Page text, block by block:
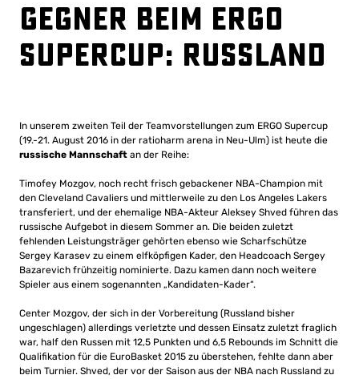
Gegner beim ERGO
Supercup: Russland
In unserem zweiten Teil der Teamvorstellungen zum ERGO Supercup
(19.-21. August 2016 in der ratioharm arena in Neu-Ulm) ist heute die
russische Mannschaft an der Reihe:
Timofey Mozgov, noch recht frisch gebackener NBA-Champion mit
den Cleveland Cavaliers und mittlerweile zu den Los Angeles Lakers
transferiert, und der ehemalige NBA-Akteur Aleksey Shved führen das
russische Aufgebot in diesem Sommer an. Die beiden zuletzt
fehlenden Leistungsträger gehörten ebenso wie Scharfschütze
Sergey Karasev zu einem elfköpfigen Kader, den Headcoach Sergey
Bazarevich frühzeitig nominierte. Dazu kamen dann noch weitere
Spieler aus einem sogenannten „Kandidaten-Kader“.
Center Mozgov, der sich in der Vorbereitung (Russland bisher
ungeschlagen) allerdings verletzte und dessen Einsatz zuletzt fraglich
war, half den Russen mit 12,5 Punkten und 6,5 Rebounds im Schnitt die
Qualifikation für die EuroBasket 2015 zu überstehen, fehlte dann aber
beim Turnier. Shved, der vor der Saison aus der NBA nach Russland zu